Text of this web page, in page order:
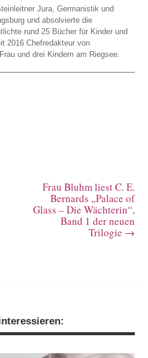
Jura, Germanistik und
und absolvierte die
rund 25 Bücher für Kinder und
2016 Chefredakteur von
und drei Kindern am Riegsee.
Frau Bluhm liest C. E.
Bernards „Palace of
Glass – Die Wächterin“,
Band 1 der neuen
Trilogie →